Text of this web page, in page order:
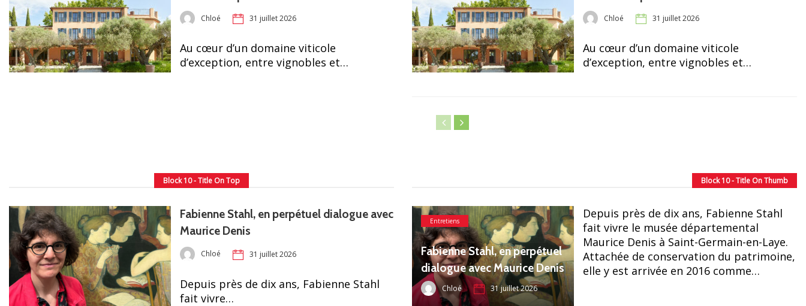
Chloé 31 juillet 2026
Au cœur d’un domaine viticole
d’exception, entre vignobles et…
Chloé 31 juillet 2026
Au cœur d’un domaine viticole
d’exception, entre vignobles et…
Block 10 - Title On Top
Fabienne Stahl, en perpétuel dialogue avec
Maurice Denis
Chloé 31 juillet 2026
Depuis près de dix ans, Fabienne Stahl
fait vivre…
Block 10 - Title On Thumb
Fabienne Stahl, en perpétuel
dialogue avec Maurice Denis
Chloé 31 juillet 2026
Entretiens
Depuis près de dix ans, Fabienne Stahl
fait vivre le musée départemental
Maurice Denis à Saint-Germain-en-Laye.
Attachée de conservation du patrimoine,
elle y est arrivée en 2016 comme…